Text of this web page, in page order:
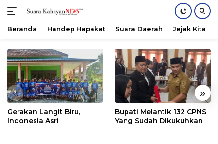
konten
Beranda Handep Hapakat Suara Daerah Jejak Kita
« »
Gerakan Langit Biru,
Indonesia Asri
Bupati Melantik 132 CPNS
Yang Sudah Dikukuhkan